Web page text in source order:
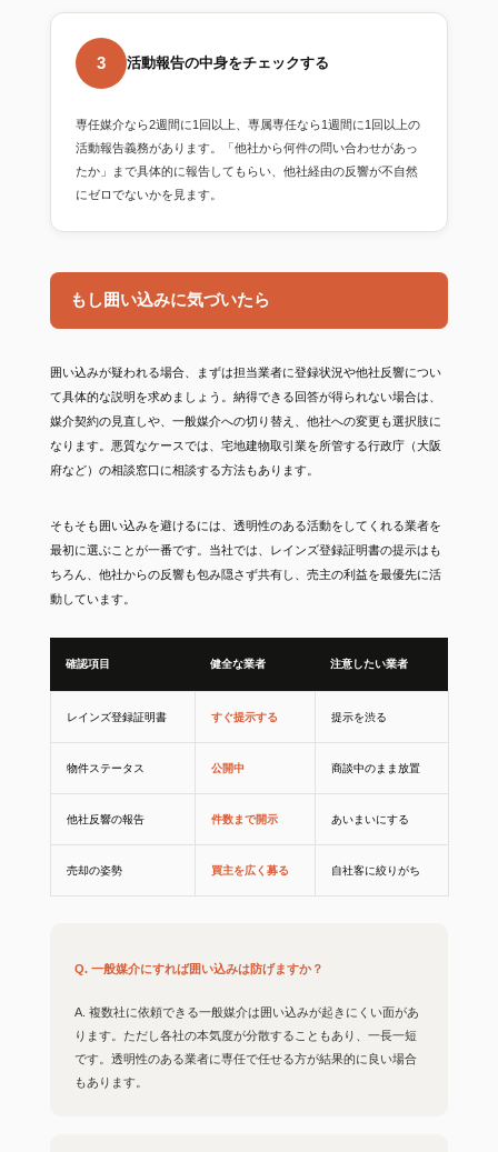
3 活動報告の中身をチェックする
専任媒介なら2週間に1回以上、専属専任なら1週間に1回以上の
活動報告義務があります。「他社から何件の問い合わせがあっ
たか」まで具体的に報告してもらい、他社経由の反響が不自然
にゼロでないかを見ます。
もし囲い込みに気づいたら
囲い込みが疑われる場合、まずは担当業者に登録状況や他社反響につい
て具体的な説明を求めましょう。納得できる回答が得られない場合は、
媒介契約の見直しや、一般媒介への切り替え、他社への変更も選択肢に
なります。悪質なケースでは、宅地建物取引業を所管する行政庁（大阪
府など）の相談窓口に相談する方法もあります。
そもそも囲い込みを避けるには、透明性のある活動をしてくれる業者を
最初に選ぶことが一番です。当社では、レインズ登録証明書の提示はも
ちろん、他社からの反響も包み隠さず共有し、売主の利益を最優先に活
動しています。
確認項目 健全な業者 注意したい業者
レインズ登録証明書 すぐ提示する 提示を渋る
物件ステータス 公開中 商談中のまま放置
他社反響の報告 件数まで開示 あいまいにする
売却の姿勢 買主を広く募る 自社客に絞りがち
Q. 一般媒介にすれば囲い込みは防げますか？
A. 複数社に依頼できる一般媒介は囲い込みが起きにくい面があ
ります。ただし各社の本気度が分散することもあり、一長一短
です。透明性のある業者に専任で任せる方が結果的に良い場合
もあります。